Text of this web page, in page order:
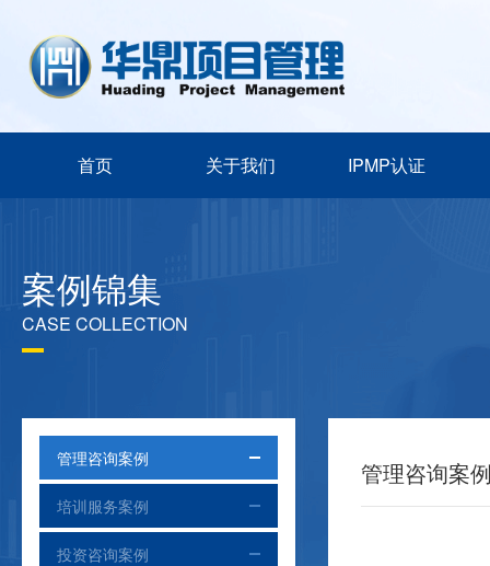
首页 关于我们 IPMP认证
案例锦集
CASE COLLECTION
管理咨询案例
培训服务案例
投资咨询案例
管理咨询案